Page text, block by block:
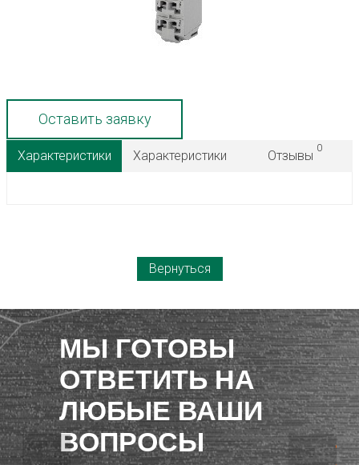
Оставить заявку
Характеристики Характеристики Отзывы
0
Вернуться
МЫ ГОТОВЫ
ОТВЕТИТЬ НА
ЛЮБЫЕ ВАШИ
ВОПРОСЫ